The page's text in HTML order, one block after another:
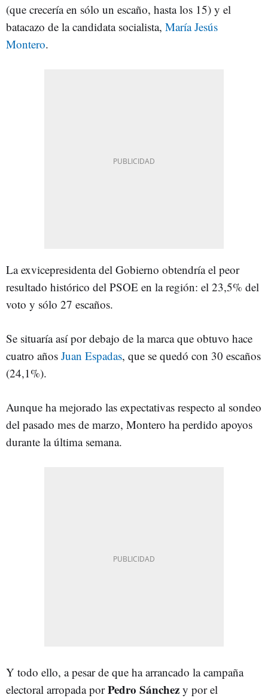
(que crecería en sólo un escaño, hasta los 15) y el
batacazo de la candidata socialista, María Jesús
Montero.
La exvicepresidenta del Gobierno obtendría el peor
resultado histórico del PSOE en la región: el 23,5% del
voto y sólo 27 escaños.
Se situaría así por debajo de la marca que obtuvo hace
cuatro años Juan Espadas, que se quedó con 30 escaños
(24,1%).
Aunque ha mejorado las expectativas respecto al sondeo
del pasado mes de marzo, Montero ha perdido apoyos
durante la última semana.
Y todo ello, a pesar de que ha arrancado la campaña
electoral arropada porPedro Sánchez y por el